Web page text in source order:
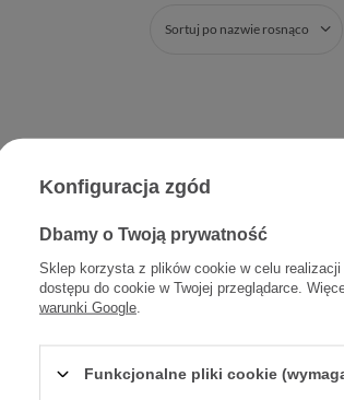
Sortuj po nazwie rosnąco
Konfiguracja zgód
Dbamy o Twoją prywatność
Sklep korzysta z plików cookie w celu realizacji
dostępu do cookie w Twojej przeglądarce.
warunki Google
Funkcjonalne pliki cookie